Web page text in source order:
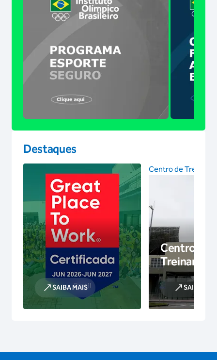
Destaques
SAIBA MAIS
Centro de
Centro de
SAIBA